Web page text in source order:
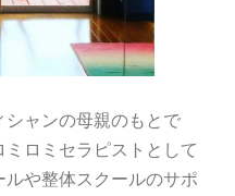
ャンの母親のもとで
ミロミセラピストとして
や整体スクールのサポ